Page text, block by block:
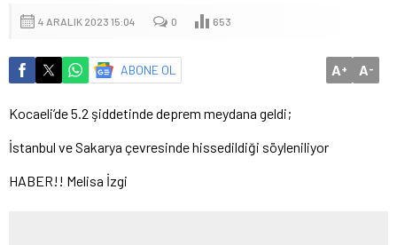
4 ARALIK 2023 15:04 0 653
ABONE OL A+ A-
Kocaeli’de 5.2 şiddetinde deprem meydana geldi;
İstanbul ve Sakarya çevresinde hissedildiği söyleniliyor
HABER!! Melisa İzgi